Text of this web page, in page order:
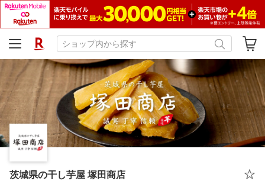
茨城県の干し芋屋 塚田商店